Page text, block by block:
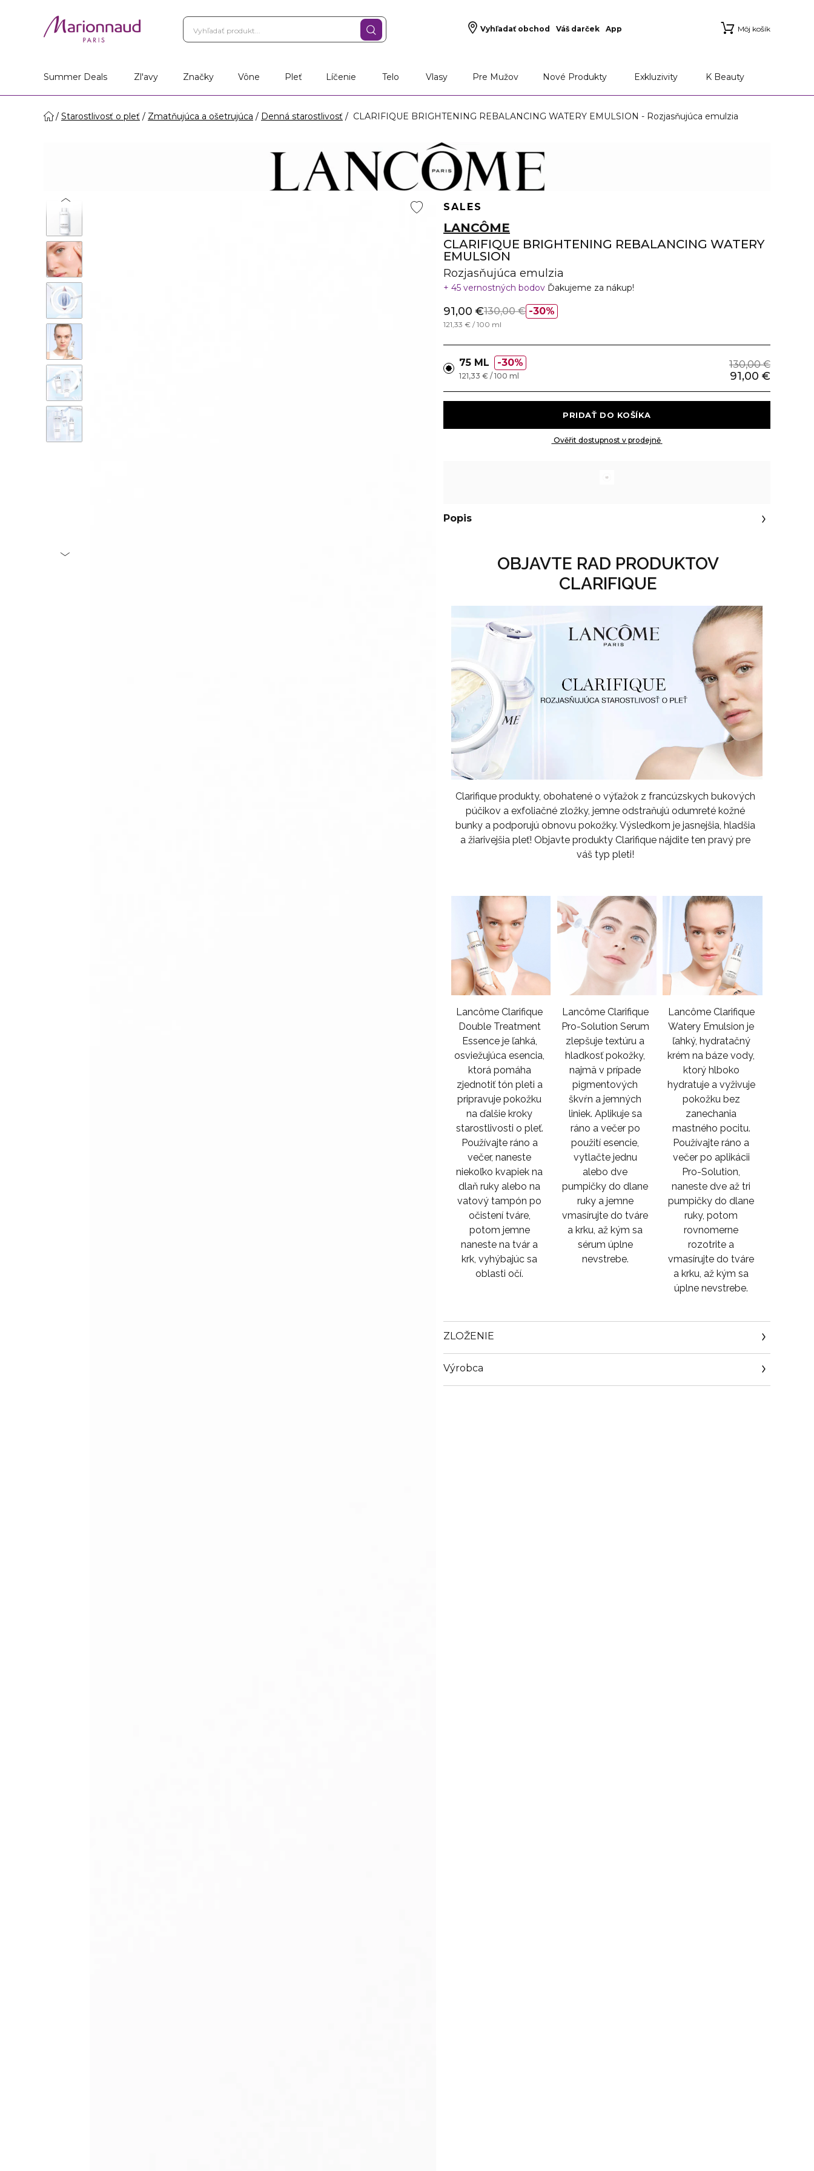
Vyhľadať obchod Váš darček App Môj košík
Summer Deals Zl'avy Značky Vône Pleť Líčenie Telo Vlasy Pre Mužov Nové Produkty Exkluzivity K Beauty
Starostlivosť o pleť Zmatňujúca a ošetrujúca Denná starostlivosť CLARIFIQUE BRIGHTENING REBALANCING WATERY EMULSION - Rozjasňujúca emulzia
SALES
LANCÔME
CLARIFIQUE BRIGHTENING REBALANCING WATERY
EMULSION
Rozjasňujúca emulzia
45 vernostných bodov Ďakujeme za nákup!
30%
91,00 €130,00 €
121,33 € / 100 ml
75 ML 30% 130,00 €
91,00 €
121,33 € / 100 ml
Ověřit dostupnost v prodejně
Popis
OBJAVTE RAD PRODUKTOV
CLARIFIQUE
Clarifique produkty, obohatené o výťažok z francúzskych bukových
púčikov a exfoliačné zložky, jemne odstraňujú odumreté kožné
bunky a podporujú obnovu pokožky. Výsledkom je jasnejšia, hladšia
a žiarivejšia pleť! Objavte produkty Clarifique nájdite ten pravý pre
váš typ pleti!
Lancôme Clarifique
Double Treatment
Essence je ľahká,
osviežujúca esencia,
ktorá pomáha
zjednotiť tón pleti a
pripravuje pokožku
na ďalšie kroky
starostlivosti o pleť.
Používajte ráno a
večer, naneste
niekoľko kvapiek na
dlaň ruky alebo na
vatový tampón po
očistení tváre,
potom jemne
naneste na tvár a
krk, vyhýbajúc sa
oblasti očí.
Lancôme Clarifique
Pro-Solution Serum
zlepšuje textúru a
hladkosť pokožky,
najmä v prípade
pigmentových
škvŕn a jemných
liniek. Aplikuje sa
ráno a večer po
použití esencie,
vytlačte jednu
alebo dve
pumpičky do dlane
ruky a jemne
vmasírujte do tváre
a krku, až kým sa
sérum úplne
nevstrebe.
Lancôme Clarifique
Watery Emulsion je
ľahký, hydratačný
krém na báze vody,
ktorý hlboko
hydratuje a vyživuje
pokožku bez
zanechania
mastného pocitu.
Používajte ráno a
večer po aplikácii
Pro-Solution,
naneste dve až tri
pumpičky do dlane
ruky, potom
rovnomerne
rozotrite a
vmasírujte do tváre
a krku, až kým sa
úplne nevstrebe.
ZLOŽENIE
Výrobca